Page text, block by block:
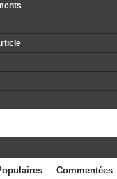
Commentées